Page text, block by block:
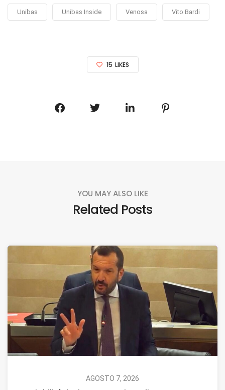
Unibas Unibas Inside Venosa Vito Bardi
15 LIKES
YOU MAY ALSO LIKE
Related Posts
AGOSTO 7, 2026